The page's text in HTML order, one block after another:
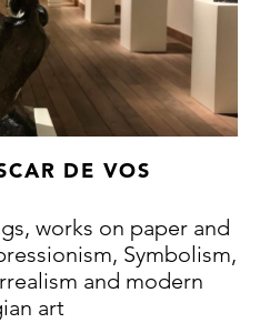
DE VOS
works on paper and
Symbolism,
and modern
art